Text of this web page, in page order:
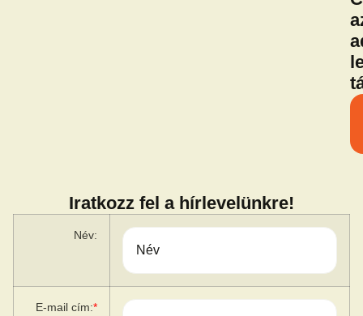
Iratkozz fel a hírlevelünkre!
Név:
E-mail cím:*